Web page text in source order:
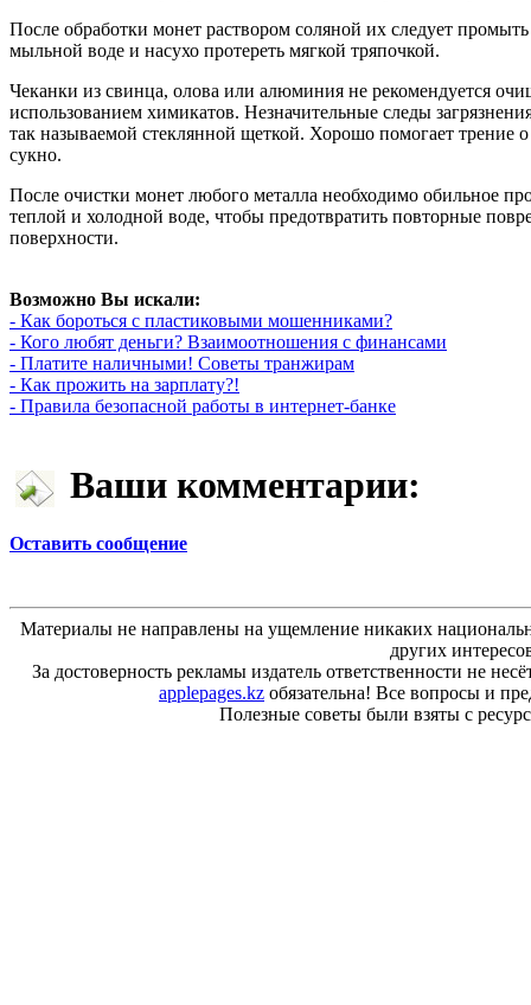
После обработки монет раствором соляной их следует
мыльной воде и насухо протереть мягкой тряпочкой.
Чеканки из свинца, олова или алюминия не рекомендуется
использованием химикатов. Незначительные следы
так называемой стеклянной щеткой. Хорошо помогает трение
сукно.
После очистки монет любого металла необходимо обильное
теплой и холодной воде, чтобы предотвратить повторные
поверхности.
Возможно Вы искали:
- Как бороться с пластиковыми мошенниками?
- Кого любят деньги? Взаимоотношения с финансами
- Платите наличными! Советы транжирам
- Как прожить на зарплату?!
- Правила безопасной работы в интернет-банке
Ваши комментарии:
Оставить сообщение
Материалы не направлены на ущемление никаких
других
За достоверность рекламы издатель ответственности не
applepages.kz обязательна! Все вопросы и
Полезные советы были взяты с